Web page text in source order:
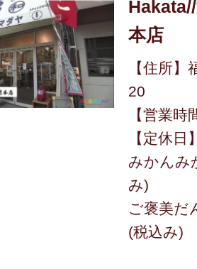
本店
【住所
20
【営業
【定休日
みかんみ
み)
ご褒美だ
(税込み)